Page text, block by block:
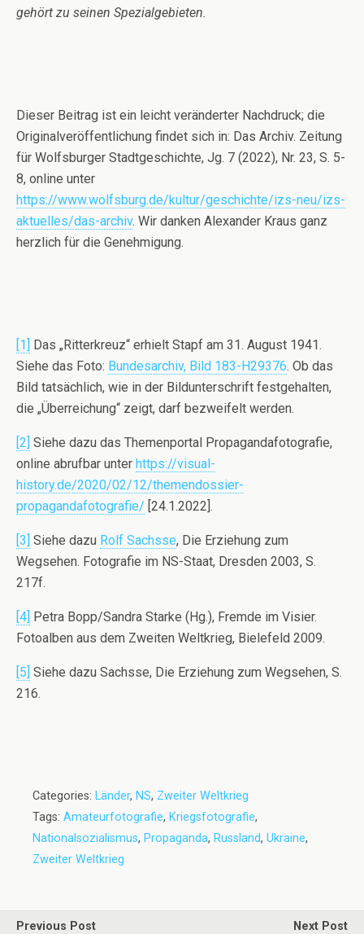
gehört zu seinen Spezialgebieten.
Dieser Beitrag ist ein leicht veränderter Nachdruck; die
Originalveröffentlichung findet sich in: Das Archiv. Zeitung
für Wolfsburger Stadtgeschichte, Jg. 7 (2022), Nr. 23, S. 5-
8, online unter
https://www.wolfsburg.de/kultur/geschichte/izs-neu/izs-
aktuelles/das-archiv. Wir danken Alexander Kraus ganz
herzlich für die Genehmigung.
[1] Das „Ritterkreuz“ erhielt Stapf am 31. August 1941.
Siehe das Foto: Bundesarchiv, Bild 183-H29376. Ob das
Bild tatsächlich, wie in der Bildunterschrift festgehalten,
die „Überreichung“ zeigt, darf bezweifelt werden.
[2] Siehe dazu das Themenportal Propagandafotografie,
online abrufbar unter https://visual-
history.de/2020/02/12/themendossier-
propagandafotografie/ [24.1.2022].
[3] Siehe dazu Rolf Sachsse, Die Erziehung zum
Wegsehen. Fotografie im NS-Staat, Dresden 2003, S.
217f.
[4] Petra Bopp/Sandra Starke (Hg.), Fremde im Visier.
Fotoalben aus dem Zweiten Weltkrieg, Bielefeld 2009.
[5] Siehe dazu Sachsse, Die Erziehung zum Wegsehen, S.
216.
Categories: Länder, NS, Zweiter Weltkrieg
Tags: Amateurfotografie, Kriegsfotografie,
Nationalsozialismus, Propaganda, Russland, Ukraine,
Zweiter Weltkrieg
Previous Post
Next Post